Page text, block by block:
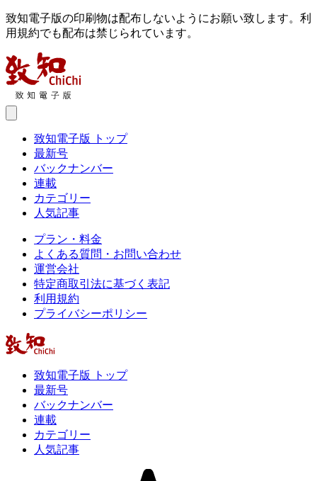
致知電子版の印刷物は配布しないようにお願い致します。利
用規約でも配布は禁じられています。
致知電子版 トップ
最新号
バックナンバー
連載
カテゴリー
人気記事
プラン・料金
よくある質問・お問い合わせ
運営会社
特定商取引法に基づく表記
利用規約
プライバシーポリシー
致知電子版 トップ
最新号
バックナンバー
連載
カテゴリー
人気記事